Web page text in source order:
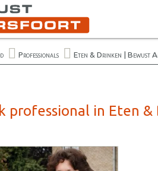
Professionals Eten & Drinken | Bewust
professional in Eten